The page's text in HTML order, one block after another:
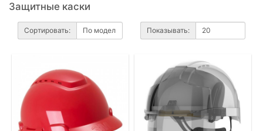
Защитные каски
Сортировать: Показывать: